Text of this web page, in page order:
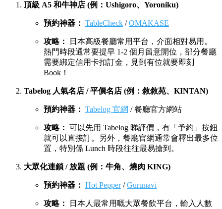
頂級 A5 和牛神店 (例：Ushigoro、Yoroniku)
預約神器： TableCheck /OMAKASE
攻略：
日本高級餐廳常用平台，介面相對易用。
熱門時段通常要提早 1-2 個月留意開位，部分餐廳
需要綁定信用卡扣訂金，見到有位就要即刻
Book！
Tabelog 人氣名店 / 平價名店 (例：敘敘苑、KINTAN)
預約神器： Tabelog 官網 / 餐廳官方網站
攻略： 可以先用 Tabelog 睇評價，有「予約」按鈕
就可以直接訂。另外，餐廳官網通常會釋出最多位
置，特別係 Lunch 時段往往最易搶到。
大眾化連鎖 / 放題 (例：牛角、燒肉 KING)
預約神器： Hot Pepper/Gurunavi
攻略：
日本人最常用嘅大眾餐飲平台，輸入人數